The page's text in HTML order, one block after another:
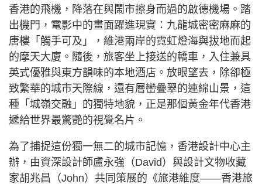
香港的飛機，降落在與鬧市擦身而過的啟德機場。踏
出機門，電影中的畫面躍進現實：九龍城密密麻麻的
唐樓「觸手可及」，維港兩岸的霓虹燈海與拔地而起
的摩天大廈。隨後，旅客坐上接送的轎車，入住兼具
英式優雅與東方韻味的本地酒店。放眼望去，除卻極
致繁華的城市天際線，還有層巒疊翠的連綿山景，這
種「城嶺交融」的獨特地貌，正是那個黃金年代香港
遞給世界最驚艷的視覺名片。
為了捕捉這份獨一無二的城市記憶，香港設計中心主
辦，由資深設計師盧永強（David）與設計文物收藏
家胡兆昌（John）共同策展的《旅港維度——香港旅